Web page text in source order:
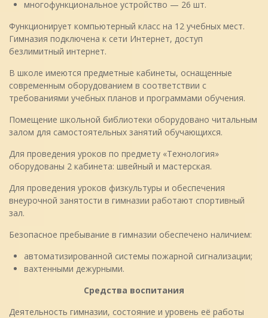
многофункциональное устройство — 26 шт.
Функционирует компьютерный класс на 12 учебных мест.
Гимназия подключена к сети Интернет, доступ
безлимитный интернет.
В школе имеются предметные кабинеты, оснащенные
современным оборудованием в соответствии с
требованиями учебных планов и программами обучения.
Помещение школьной библиотеки оборудовано читальным
залом для самостоятельных занятий обучающихся.
Для проведения уроков по предмету «Технология»
оборудованы 2 кабинета: швейный и мастерская.
Для проведения уроков физкультуры и обеспечения
внеурочной занятости в гимназии работают спортивный
зал.
Безопасное пребывание в гимназии обеспечено наличием:
автоматизированной системы пожарной сигнализации;
вахтенными дежурными.
Средства воспитания
Деятельность гимназии, состояние и уровень её работы